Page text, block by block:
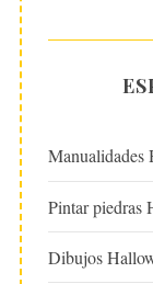
Manualidades
Pintar piedras
Dibujos